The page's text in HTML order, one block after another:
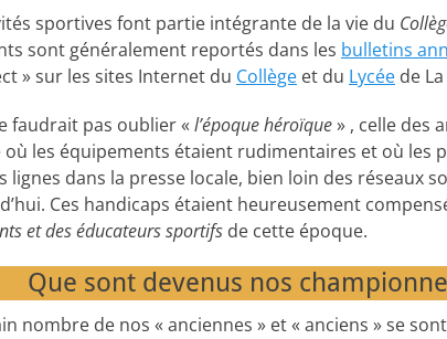
sportives font partie intégrante de la vie du
sont généralement reportés dans les bulletins
» sur les sites Internet du Collège et du Lycée de
faudrait pas oublier « l’époque héroïque» , celle des
où les équipements étaient rudimentaires et où les
lignes dans la presse locale, bien loin des réseaux
Ces handicaps étaient heureusement
et des éducateurs sportifs de cette époque.
Que sont devenus nos
nombre de nos « anciennes » et « anciens » se